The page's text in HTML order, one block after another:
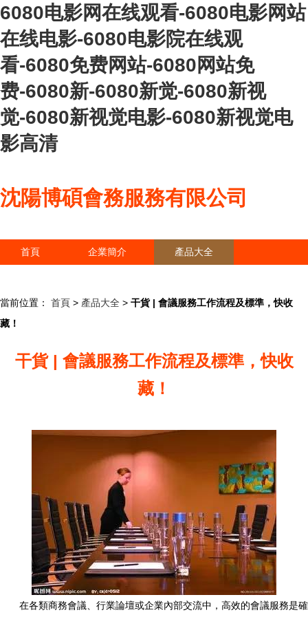
6080电影网在线观看-6080电影网站
在线电影-6080电影院在线观
看-6080免费网站-6080网站免
费-6080新-6080新觉-6080新视
觉-6080新视觉电影-6080新视觉电
影高清
沈陽博碩會務服務有限公司
首頁 企業簡介 產品大全
當前位置： 首頁 > 產品大全 > 干貨 | 會議服務工作流程及標準，快收
藏！
干貨 | 會議服務工作流程及標準，快收
藏！
在各類商務會議、行業論壇或企業內部交流中，高效的會議服務是確